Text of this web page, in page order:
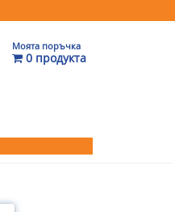
Моята поръчка
0 продукта